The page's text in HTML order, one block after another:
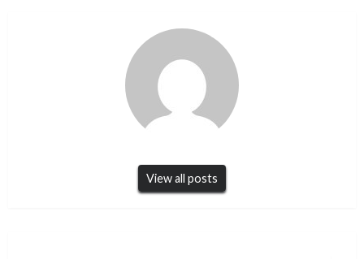
View all posts